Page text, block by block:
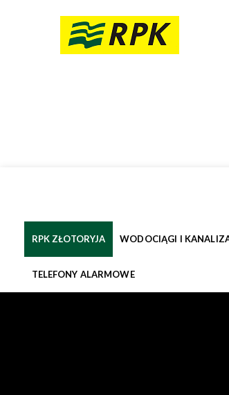
RPK ZŁOTORYJA WODOCIĄGI I
TELEFONY ALARMOWE